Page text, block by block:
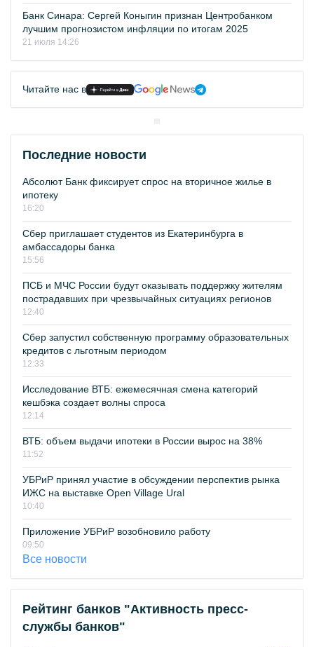
Банк Синара: Сергей Коныгин признан Центробанком
лучшим прогнозистом инфляции по итогам 2025
21 июля 14:26
Читайте нас в
Последние новости
Абсолют Банк фиксирует спрос на вторичное жилье в
ипотеку
16:20
Сбер приглашает студентов из Екатеринбурга в
амбассадоры банка
15:56
ПСБ и МЧС России будут оказывать поддержку жителям
пострадавших при чрезвычайных ситуациях регионов
12:40
Сбер запустил собственную программу образовательных
кредитов с льготным периодом
12:33
Исследование ВТБ: ежемесячная смена категорий
кешбэка создает волны спроса
12:14
ВТБ: объем выдачи ипотеки в России вырос на 38%
11:52
УБРиР принял участие в обсуждении перспектив рынка
ИЖС на выставке Open Village Ural
10:40
Приложение УБРиР возобновило работу
09:50
Все новости
Рейтинг банков "Активность пресс-
службы банков"